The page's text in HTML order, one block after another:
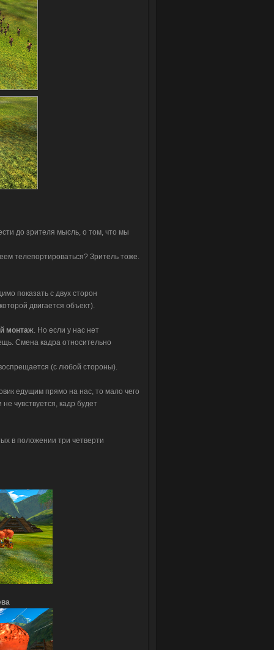
до зрителя мысль, о том, что мы
телепортироваться? Зритель тоже.
показать с двух сторон
двигается объект).
монтаж. Но если у нас нет
Смена кадра относительно
(с любой стороны).
едущим прямо на нас, то мало чего
чувствуется, кадр будет
в положении три четверти